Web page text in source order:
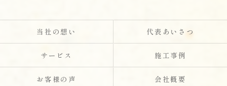
当社の想い 代表あいさつ
サービス 施工事例
お客様の声 会社概要